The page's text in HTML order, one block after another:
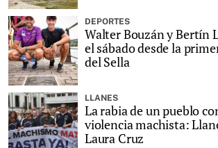
DEPORTES
Walter Bouzán y Bertín
el sábado desde la
del Sella
LLANES
La rabia de un pueblo
violencia machista:
Laura Cruz